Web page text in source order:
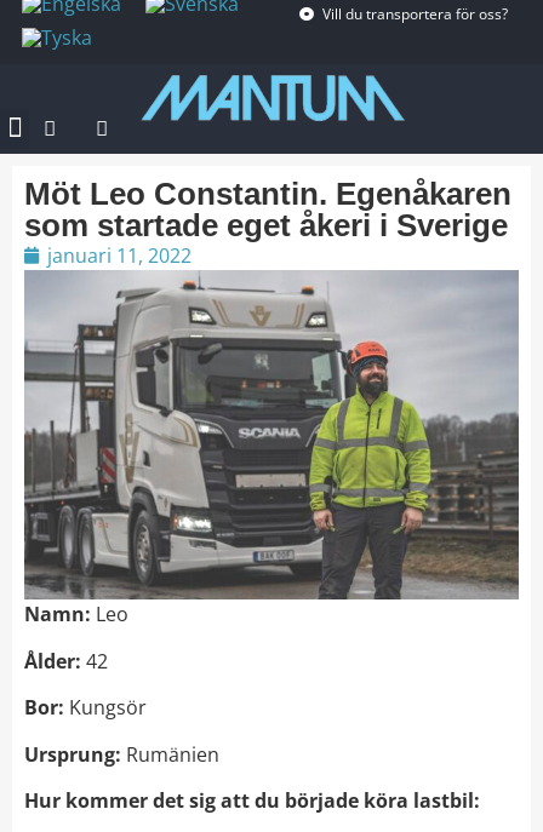
Vill du transportera för oss?
Möt Leo Constantin. Egenåkaren
som startade eget åkeri i Sverige
januari 11, 2022
Namn: Leo
Ålder: 42
Bor: Kungsör
Ursprung: Rumänien
Hur kommer det sig att du började köra lastbil: